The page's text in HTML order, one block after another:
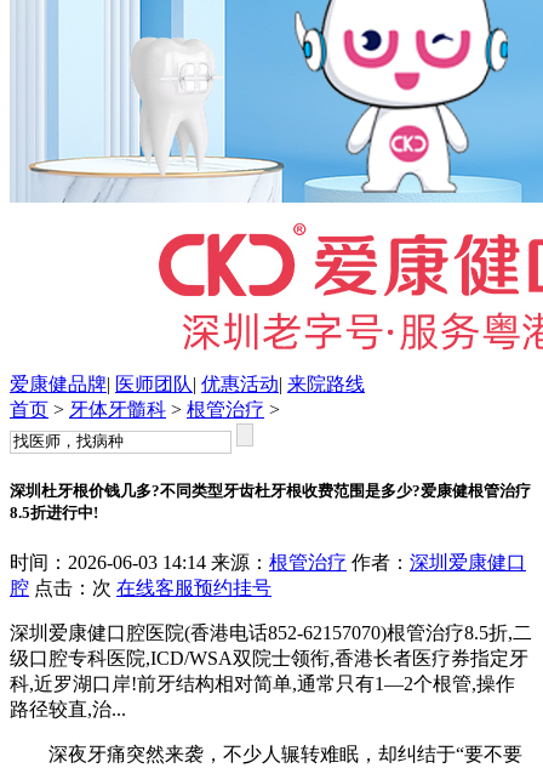
爱康健品牌| 医师团队| 优惠活动| 来院路线
首页 > 牙体牙髓科 > 根管治疗 >
深圳杜牙根价钱几多?不同类型牙齿杜牙根收费范围是多少?爱康健根管治疗
8.5折进行中!
时间：2026-06-03 14:14 来源： 根管治疗 作者： 深圳爱康健口
腔 点击： 次 在线客服预约挂号
深圳爱康健口腔医院(香港电话852-62157070)根管治疗8.5折,二
级口腔专科医院,ICD/WSA双院士领衔,香港长者医疗券指定牙
科,近罗湖口岸!前牙结构相对简单,通常只有1—2个根管,操作
路径较直,治...
深夜牙痛突然来袭，不少人辗转难眠，却纠结于“要不要